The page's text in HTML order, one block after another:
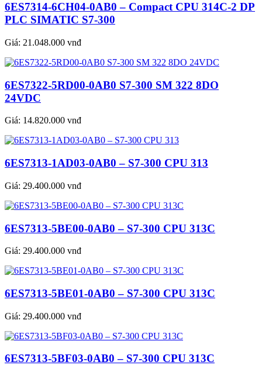
6ES7314-6CH04-0AB0 – Compact CPU 314C-2 DP
PLC SIMATIC S7-300
Giá: 21.048.000 vnđ
6ES7322-5RD00-0AB0 S7-300 SM 322 8DO
24VDC
Giá: 14.820.000 vnđ
6ES7313-1AD03-0AB0 – S7-300 CPU 313
Giá: 29.400.000 vnđ
6ES7313-5BE00-0AB0 – S7-300 CPU 313C
Giá: 29.400.000 vnđ
6ES7313-5BE01-0AB0 – S7-300 CPU 313C
Giá: 29.400.000 vnđ
6ES7313-5BF03-0AB0 – S7-300 CPU 313C